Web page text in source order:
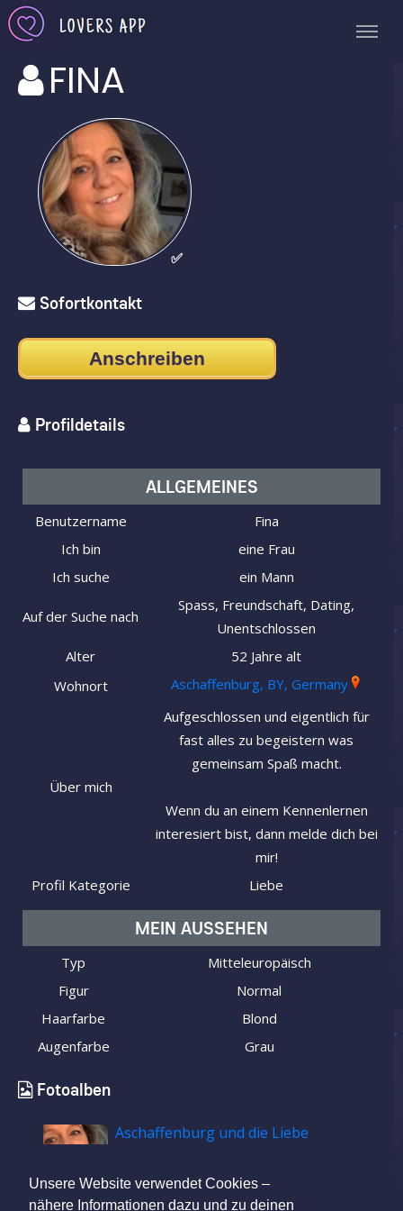
Unsere Website verwendet Cookies –
nähere Informationen dazu und zu deinen
FINA
✅
Sofortkontakt
Anschreiben
Profildetails
ALLGEMEINES
Benutzername
Fina
Ich bin
eine Frau
Ich suche
ein Mann
Auf der Suche nach
Spass, Freundschaft, Dating,
Unentschlossen
Alter
52 Jahre alt
Wohnort
Aschaffenburg, BY, Germany
Über mich
Aufgeschlossen und eigentlich für
fast alles zu begeistern was
gemeinsam Spaß macht.
Wenn du an einem Kennenlernen
interesiert bist, dann melde dich bei
mir!
Profil Kategorie
Liebe
MEIN AUSSEHEN
Typ
Mitteleuropäisch
Figur
Normal
Haarfarbe
Blond
Augenfarbe
Grau
Fotoalben
Aschaffenburg und die Liebe